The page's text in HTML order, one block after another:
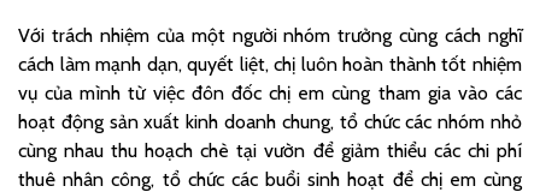
Với trách nhiệm của một người nhóm trưởng cùng cách nghĩ
cách làm mạnh dạn, quyết liệt, chị luôn hoàn thành tốt nhiệm
vụ của mình từ việc đôn đốc chị em cùng tham gia vào các
hoạt động sản xuất kinh doanh chung, tổ chức các nhóm nhỏ
cùng nhau thu hoạch chè tại vườn để giảm thiểu các chi phí
thuê nhân công, tổ chức các buổi sinh hoạt để chị em cùng